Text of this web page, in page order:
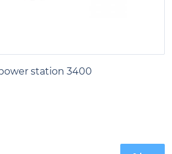
station 3400